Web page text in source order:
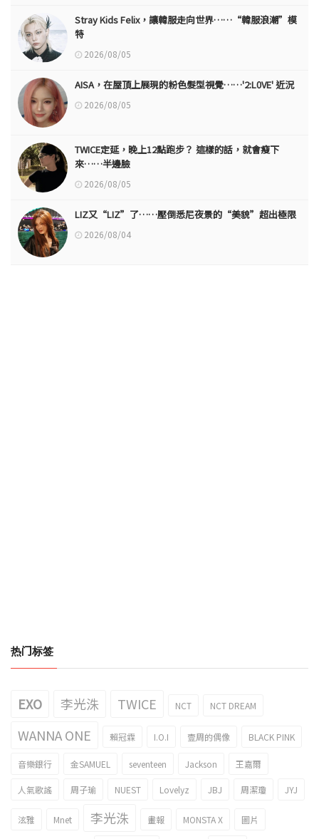
Stray Kids Felix，讓韓服走向世界……“韓服浪潮”模
特
2026/08/05
AISA，在屋頂上展現的粉色髮型視覺……'2:L0VE' 近況
2026/08/05
TWICE定延，晚上12點跑步？ 這樣的話，就會瘦下
來……半邊臉
2026/08/05
LIZ又“LIZ”了……壓倒悉尼夜景的“美貌”超出極限
2026/08/04
热门标签
EXO 李光洙 TWICE NCT NCT DREAM
WANNA ONE 賴冠霖 I.O.I 壹周的偶像 BLACK PINK
音樂銀行 金SAMUEL seventeen Jackson 王嘉爾
人氣歌謠 周子瑜 NUEST Lovelyz JBJ 周潔瓊 JYJ
泫雅 Mnet 李光洙 畫報 MONSTA X 圖片